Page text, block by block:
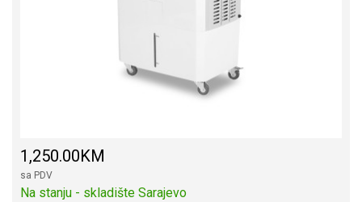
1,250.00KM
sa PDV
Na stanju - skladište Sarajevo